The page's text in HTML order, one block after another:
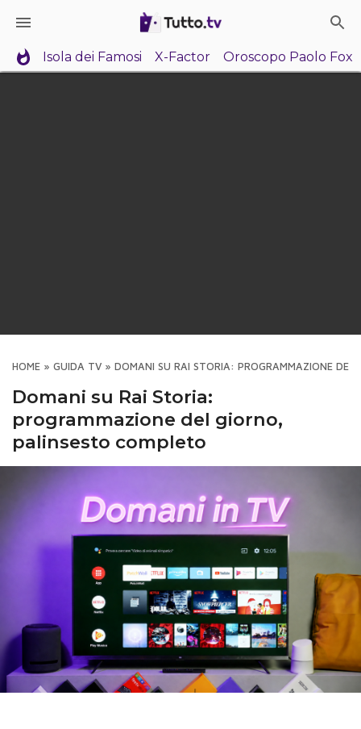
Isola dei Famosi X-Factor Oroscopo Paolo Fox
HOME » GUIDA TV » DOMANI SU RAI STORIA: PROGRAMMAZIONE DEL
Domani su Rai Storia:
programmazione del giorno,
palinsesto completo